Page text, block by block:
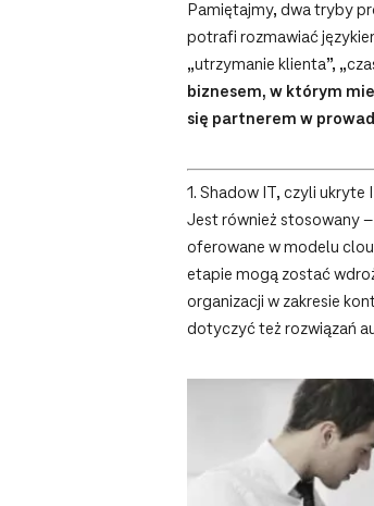
Pamiętajmy, dwa tryby
potrafi rozmawiać
„utrzymanie klienta”,
biznesem, w którym
się partnerem w
1. Shadow IT, czyli ukryte
Jest również stosowany
oferowane w modelu
etapie mogą zostać
organizacji w zakresie
dotyczyć też rozwiązań